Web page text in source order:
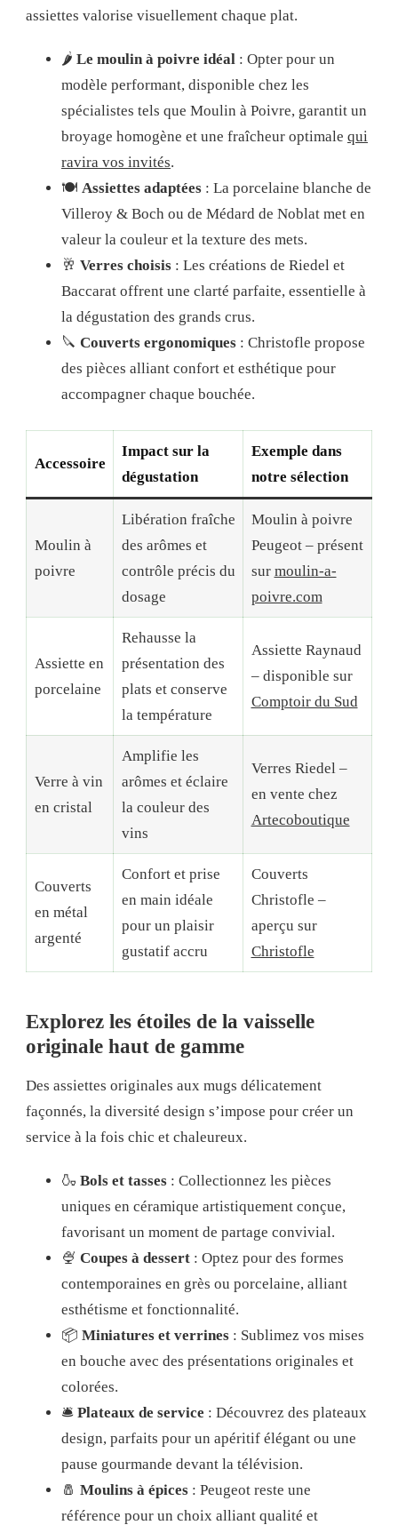
assiettes valorise visuellement chaque plat.
🌶️ Le moulin à poivre idéal : Opter pour un
modèle performant, disponible chez les
spécialistes tels que Moulin à Poivre, garantit un
broyage homogène et une fraîcheur optimale qui
ravira vos invités.
🍽️ Assiettes adaptées : La porcelaine blanche de
Villeroy & Boch ou de Médard de Noblat met en
valeur la couleur et la texture des mets.
🥂 Verres choisis : Les créations de Riedel et
Baccarat offrent une clarté parfaite, essentielle à
la dégustation des grands crus.
🔪 Couverts ergonomiques : Christofle propose
des pièces alliant confort et esthétique pour
accompagner chaque bouchée.
Accessoire
Impact sur la
dégustation
Exemple dans
notre sélection
Moulin à
poivre
Libération fraîche
des arômes et
contrôle précis du
dosage
Moulin à poivre
Peugeot – présent
sur moulin-a-
poivre.com
Assiette en
porcelaine
Rehausse la
présentation des
plats et conserve
la température
Assiette Raynaud
– disponible sur
Comptoir du Sud
Verre à vin
en cristal
Amplifie les
arômes et éclaire
la couleur des
vins
Verres Riedel –
en vente chez
Artecoboutique
Couverts
en métal
argenté
Confort et prise
en main idéale
pour un plaisir
gustatif accru
Couverts
Christofle –
aperçu sur
Christofle
Explorez les étoiles de la vaisselle
originale haut de gamme
Des assiettes originales aux mugs délicatement
façonnés, la diversité design s’impose pour créer un
service à la fois chic et chaleureux.
🍶 Bols et tasses : Collectionnez les pièces
uniques en céramique artistiquement conçue,
favorisant un moment de partage convivial.
🍨 Coupes à dessert : Optez pour des formes
contemporaines en grès ou porcelaine, alliant
esthétisme et fonctionnalité.
📦 Miniatures et verrines : Sublimez vos mises
en bouche avec des présentations originales et
colorées.
🛎️ Plateaux de service : Découvrez des plateaux
design, parfaits pour un apéritif élégant ou une
pause gourmande devant la télévision.
🧂 Moulins à épices : Peugeot reste une
référence pour un choix alliant qualité et